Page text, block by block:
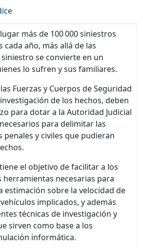
más de 100 000 siniestros
cada año, más allá de las
se convierte en un
lo sufren y sus familiares.
Fuerzas y Cuerpos de Seguridad
de los hechos, deben
para dotar a la Autoridad Judicial
para delimitar las
penales y civiles que pudieran
el objetivo de facilitar a los
herramientas necesarias para
estimación sobre la velocidad de
implicados, y además
técnicas de investigación y
sirven como base a los
informática.